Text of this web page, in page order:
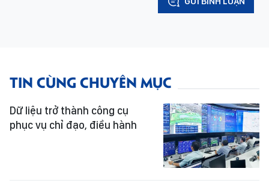
TIN CÙNG CHUYÊN MỤC
Dữ liệu trở thành công cụ
phục vụ chỉ đạo, điều hành